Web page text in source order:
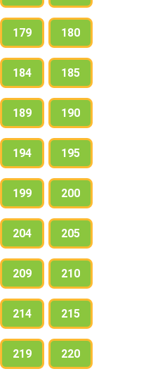
179 180
184 185
189 190
194 195
199 200
204 205
209 210
214 215
219 220